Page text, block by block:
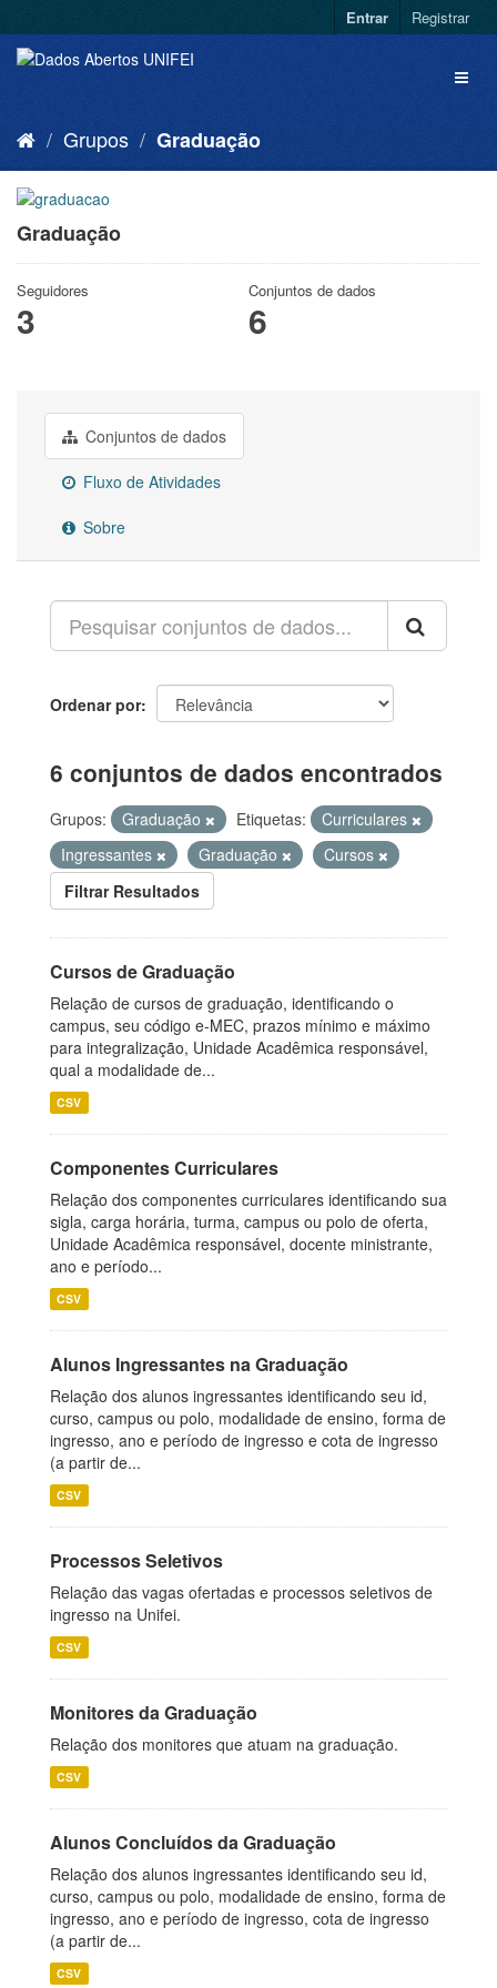
Entrar Registrar
Grupos Graduação
Graduação
Seguidores
3
Conjuntos de dados
6
Conjuntos de dados
Fluxo de Atividades
Sobre
Ordenar por
6 conjuntos de dados encontrados
Grupos: Graduação Etiquetas:
Curriculares
Ingressantes
Graduação
Cursos
Filtrar Resultados
Cursos de Graduação
Relação de cursos de graduação, identificando o
campus, seu código e-MEC, prazos mínimo e máximo
para integralização, Unidade Acadêmica responsável,
qual a modalidade de...
CSV
Componentes Curriculares
Relação dos componentes curriculares identificando sua
sigla, carga horária, turma, campus ou polo de oferta,
Unidade Acadêmica responsável, docente ministrante,
ano e período...
CSV
Alunos Ingressantes na Graduação
Relação dos alunos ingressantes identificando seu id,
curso, campus ou polo, modalidade de ensino, forma de
ingresso, ano e período de ingresso e cota de ingresso
(a partir de...
CSV
Processos Seletivos
Relação das vagas ofertadas e processos seletivos de
ingresso na Unifei.
CSV
Monitores da Graduação
Relação dos monitores que atuam na graduação.
CSV
Alunos Concluídos da Graduação
Relação dos alunos ingressantes identificando seu id,
curso, campus ou polo, modalidade de ensino, forma de
ingresso, ano e período de ingresso, cota de ingresso
(a partir de...
CSV